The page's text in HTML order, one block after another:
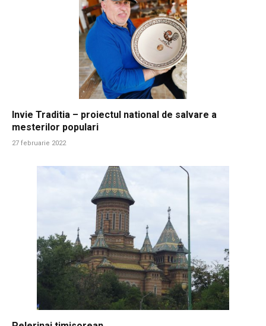
Invie Traditia – proiectul national de salvare a
mesterilor populari
27 februarie 2022